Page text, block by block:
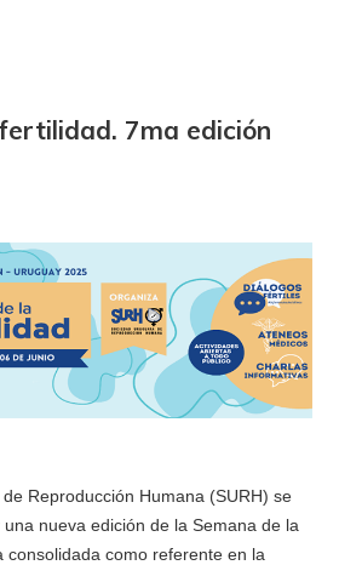
7ma edición
Reproducción Humana (SURH) se
nueva edición de la Semana de la
consolidada como referente en la